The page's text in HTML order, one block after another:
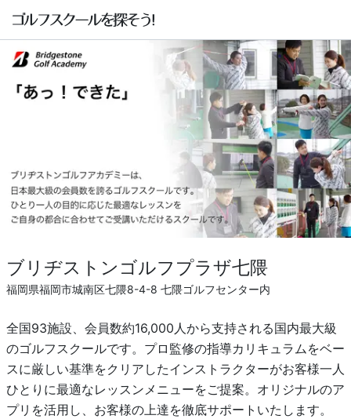
ブリヂストンゴルフプラザ七隈
福岡県福岡市城南区七隈8-4-8 七隈ゴルフセンター内
全国93施設、会員数約16,000人から支持される国内最大級
のゴルフスクールです。プロ監修の指導カリキュラムをベー
スに厳しい基準をクリアしたインストラクターがお客様一人
ひとりに最適なレッスンメニューをご提案。オリジナルのア
プリを活用し、お客様の上達を徹底サポートいたします。